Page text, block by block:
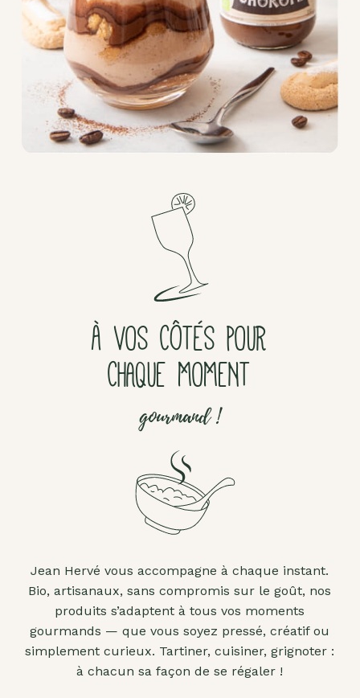
À VOS CÔTÉS POUR
CHAQUE MOMENT
gourmand !
Jean Hervé vous accompagne à chaque instant.
Bio, artisanaux, sans compromis sur le goût, nos
produits s’adaptent à tous vos moments
gourmands — que vous soyez pressé, créatif ou
simplement curieux. Tartiner, cuisiner, grignoter :
à chacun sa façon de se régaler !